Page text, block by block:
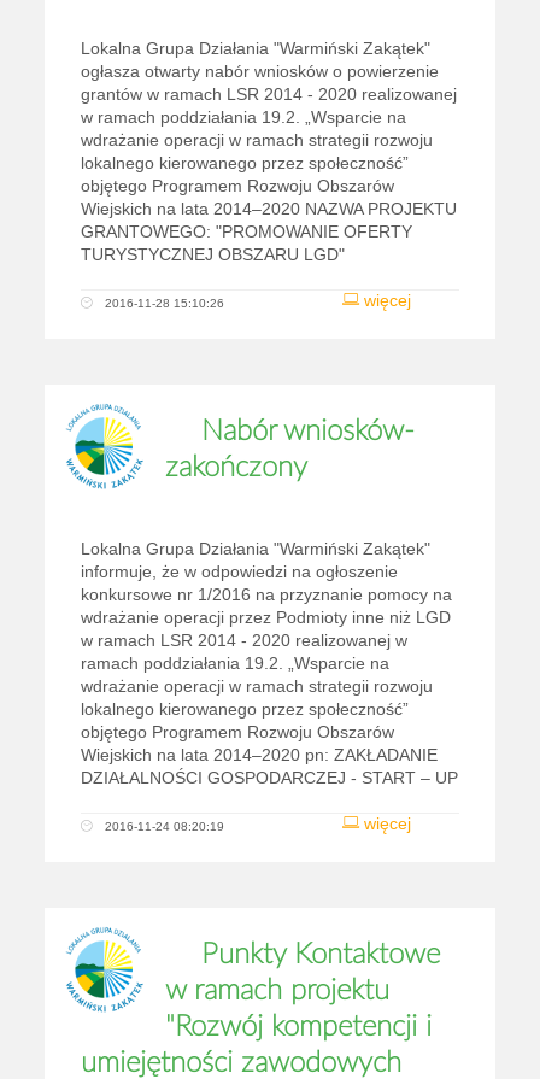
Lokalna Grupa Działania "Warmiński Zakątek"
ogłasza otwarty nabór wniosków o powierzenie
grantów w ramach LSR 2014 - 2020 realizowanej
w ramach poddziałania 19.2. „Wsparcie na
wdrażanie operacji w ramach strategii rozwoju
lokalnego kierowanego przez społeczność”
objętego Programem Rozwoju Obszarów
Wiejskich na lata 2014–2020 NAZWA PROJEKTU
GRANTOWEGO: "PROMOWANIE OFERTY
TURYSTYCZNEJ OBSZARU LGD"
więcej
2016-11-28 15:10:26
Nabór wniosków-
zakończony
Lokalna Grupa Działania "Warmiński Zakątek"
informuje, że w odpowiedzi na ogłoszenie
konkursowe nr 1/2016 na przyznanie pomocy na
wdrażanie operacji przez Podmioty inne niż LGD
w ramach LSR 2014 - 2020 realizowanej w
ramach poddziałania 19.2. „Wsparcie na
wdrażanie operacji w ramach strategii rozwoju
lokalnego kierowanego przez społeczność”
objętego Programem Rozwoju Obszarów
Wiejskich na lata 2014–2020 pn: ZAKŁADANIE
DZIAŁALNOŚCI GOSPODARCZEJ - START – UP
więcej
2016-11-24 08:20:19
Punkty Kontaktowe
w ramach projektu
"Rozwój kompetencji i
umiejętności zawodowych